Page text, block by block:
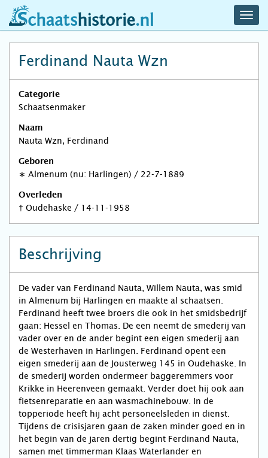
schaatshistorie.nl
Ferdinand Nauta Wzn
Categorie
Schaatsenmaker
Naam
Nauta Wzn, Ferdinand
Geboren
∗ Almenum (nu: Harlingen) / 22-7-1889
Overleden
† Oudehaske / 14-11-1958
Beschrijving
De vader van Ferdinand Nauta, Willem Nauta, was smid
in Almenum bij Harlingen en maakte al schaatsen.
Ferdinand heeft twee broers die ook in het smidsbedrijf
gaan: Hessel en Thomas. De een neemt de smederij van
vader over en de ander begint een eigen smederij aan
de Westerhaven in Harlingen. Ferdinand opent een
eigen smederij aan de Jousterweg 145 in Oudehaske. In
de smederij worden ondermeer baggeremmers voor
Krikke in Heerenveen gemaakt. Verder doet hij ook aan
fietsenreparatie en aan wasmachinebouw. In de
topperiode heeft hij acht personeelsleden in dienst.
Tijdens de crisisjaren gaan de zaken minder goed en in
het begin van de jaren dertig begint Ferdinand Nauta,
samen met timmerman Klaas Waterlander en